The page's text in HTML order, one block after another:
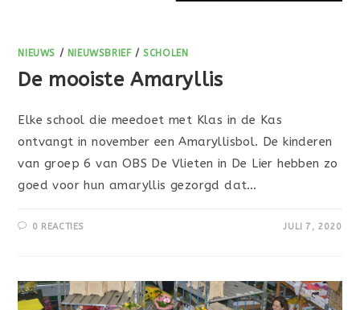
NIEUWS / NIEUWSBRIEF/SCHOLEN
De mooiste Amaryllis
Elke school die meedoet met Klas in de Kas
ontvangt in november een Amaryllisbol. De kinderen
van groep 6 van OBS De Vlieten in De Lier hebben zo
goed voor hun amaryllis gezorgd dat…
0 REACTIES JULI 7, 2020